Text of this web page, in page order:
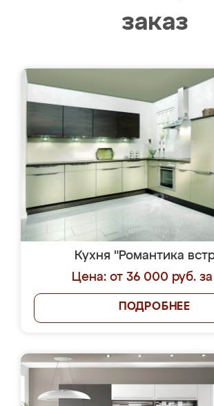
заказ
Кухня "Романтика
Цена: от 36 000 руб.
ПОДРОБНЕЕ